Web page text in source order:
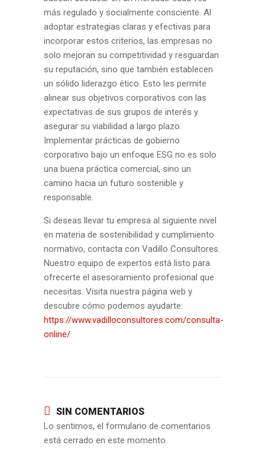
más regulado y socialmente consciente. Al
adoptar estrategias claras y efectivas para
incorporar estos criterios, las empresas no
solo mejoran su competitividad y resguardan
su reputación, sino que también establecen
un sólido liderazgo ético. Esto les permite
alinear sus objetivos corporativos con las
expectativas de sus grupos de interés y
asegurar su viabilidad a largo plazo.
Implementar prácticas de gobierno
corporativo bajo un enfoque ESG no es solo
una buena práctica comercial, sino un
camino hacia un futuro sostenible y
responsable.
Si deseas llevar tu empresa al siguiente nivel
en materia de sostenibilidad y cumplimiento
normativo, contacta con Vadillo Consultores.
Nuestro equipo de expertos está listo para
ofrecerte el asesoramiento profesional que
necesitas. Visita nuestra página web y
descubre cómo podemos ayudarte:
https://www.vadilloconsultores.com/consulta-
online/
SIN COMENTARIOS
Lo sentimos, el formulario de comentarios
está cerrado en este momento.